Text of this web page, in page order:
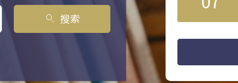
search 搜索